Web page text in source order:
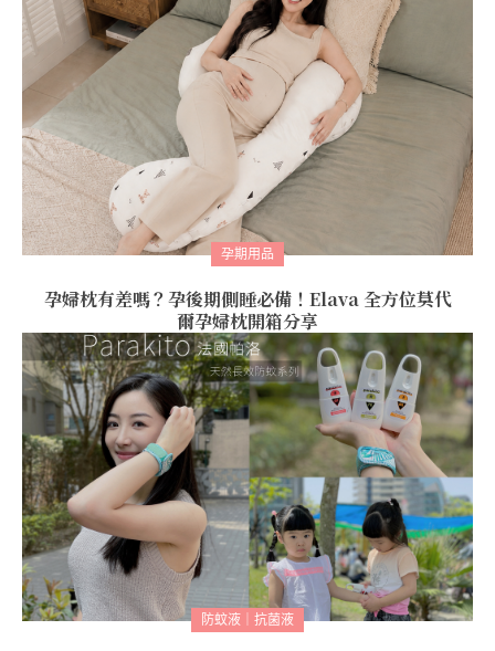
孕期用品
孕婦枕有差嗎？孕後期側睡必備！Elava 全方位莫代
爾孕婦枕開箱分享
防蚊液｜抗菌液